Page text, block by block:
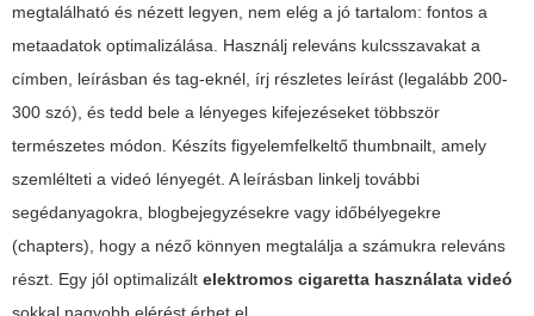
megtalálható és nézett legyen, nem elég a jó tartalom: fontos a
metaadatok optimalizálása. Használj releváns kulcsszavakat a
címben, leírásban és tag-eknél, írj részletes leírást (legalább 200-
300 szó), és tedd bele a lényeges kifejezéseket többször
természetes módon. Készíts figyelemfelkeltő thumbnailt, amely
szemlélteti a videó lényegét. A leírásban linkelj további
segédanyagokra, blogbejegyzésekre vagy időbélyegekre
(chapters), hogy a néző könnyen megtalálja a számukra releváns
részt. Egy jól optimalizált elektromos cigaretta használata videó
sokkal nagyobb elérést érhet el.